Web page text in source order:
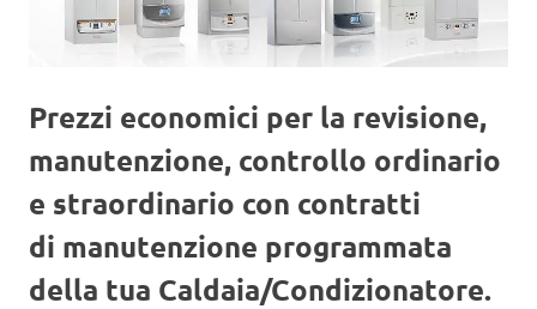
Prezzi economici per la revisione,
manutenzione, controllo ordinario
e straordinario con contratti
di manutenzione programmata
della tua Caldaia/Condizionatore.